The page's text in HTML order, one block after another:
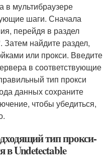
в мультибраузере
шаги. Сначала
перейдя в раздел
найдите раздел,
или прокси. Введите
в соответствующие
тип прокси
данных сохраните
чтобы убедиться,
тип прокси-
в Undetectable